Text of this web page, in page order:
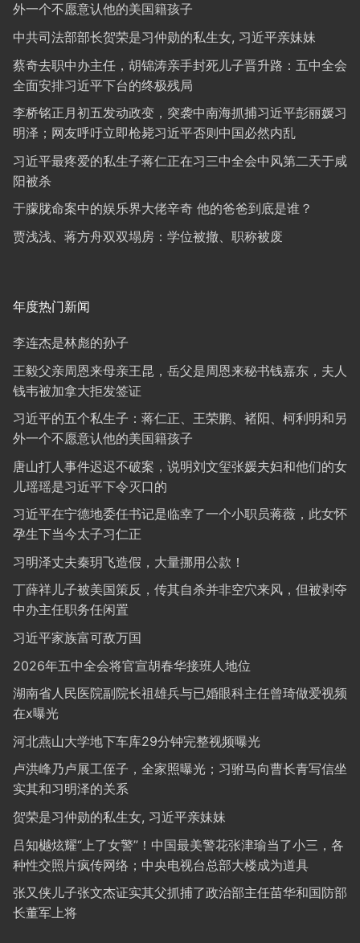
外一个不愿意认他的美国籍孩子
中共司法部部长贺荣是习仲勋的私生女, 习近平亲妹妹
蔡奇去职中办主任，胡锦涛亲手封死儿子晋升路：五中全会
全面安排习近平下台的终极残局
李桥铭正月初五发动政变，突袭中南海抓捕习近平彭丽媛习
明泽；网友呼吁立即枪毙习近平否则中国必然内乱
习近平最疼爱的私生子蒋仁正在习三中全会中风第二天于咸
阳被杀
于朦胧命案中的娱乐界大佬辛奇 他的爸爸到底是谁？
贾浅浅、蒋方舟双双塌房：学位被撤、职称被废
年度热门新闻
李连杰是林彪的孙子
王毅父亲周恩来母亲王昆，岳父是周恩来秘书钱嘉东，夫人
钱韦被加拿大拒发签证
习近平的五个私生子：蒋仁正、王荣鹏、褚阳、柯利明和另
外一个不愿意认他的美国籍孩子
唐山打人事件迟迟不破案，说明刘文玺张媛夫妇和他们的女
儿瑶瑶是习近平下令灭口的
习近平在宁德地委任书记是临幸了一个小职员蒋薇，此女怀
孕生下当今太子习仁正
习明泽丈夫秦玥飞造假，大量挪用公款！
丁薛祥儿子被美国策反，传其自杀并非空穴来风，但被剥夺
中办主任职务任闲置
习近平家族富可敌万国
2026年五中全会将官宣胡春华接班人地位
湖南省人民医院副院长祖雄兵与已婚眼科主任曾琦做爱视频
在x曝光
河北燕山大学地下车库29分钟完整视频曝光
卢洪峰乃卢展工侄子，全家照曝光；习驸马向曹长青写信坐
实其和习明泽的关系
贺荣是习仲勋的私生女, 习近平亲妹妹
吕知樾炫耀“上了女警”！中国最美警花张津瑜当了小三，各
种性交照片疯传网络；中央电视台总部大楼成为道具
张又侠儿子张文杰证实其父抓捕了政治部主任苗华和国防部
长董军上将